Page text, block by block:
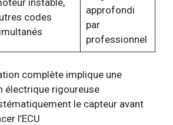
instable,
codes
approfondi
par
professionnel
complète implique une
électrique rigoureuse
le capteur avant
l’ECU